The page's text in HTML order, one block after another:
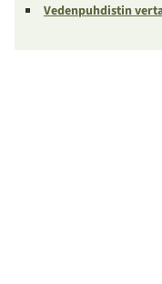
Vedenpuhdistin